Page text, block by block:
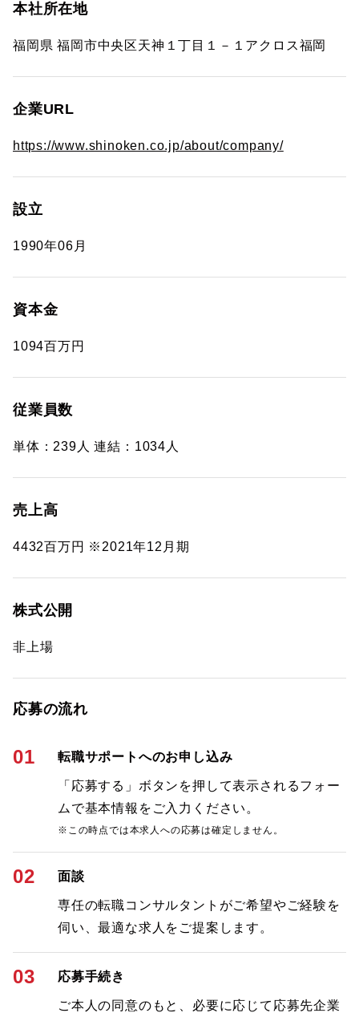
本社所在地
福岡県 福岡市中央区天神１丁目１－１アクロス福岡
企業URL
https://www.shinoken.co.jp/about/company/
設立
1990年06月
資本金
1094百万円
従業員数
単体：239人 連結：1034人
売上高
4432百万円 ※2021年12月期
株式公開
非上場
応募の流れ
01 転職サポートへのお申し込み
「応募する」ボタンを押して表示されるフォー
ムで基本情報をご入力ください。
※この時点では本求人への応募は確定しません。
02 面談
専任の転職コンサルタントがご希望やご経験を
伺い、最適な求人をご提案します。
03 応募手続き
ご本人の同意のもと、必要に応じて応募先企業